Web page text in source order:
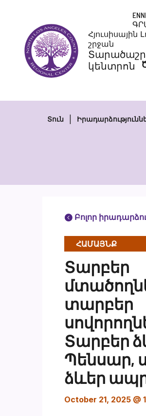
Հյուսիսային
շրջան
կենտրոն
Տուն
Բոլոր
ՀԱՄԱՅՆՔ
Տարբեր
տարբեր
Տարբեր
Պենսար,
ձևեր
October 21, 2025 @